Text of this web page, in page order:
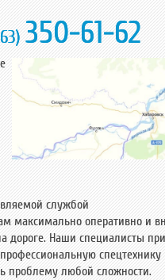
350-61-62
службой
максимально оперативно и
дороге. Наши специалисты при
спецтехнику
проблему любой сложности.